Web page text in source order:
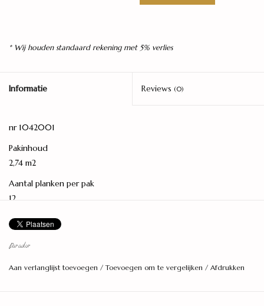
* Wij houden standaard rekening met 5% verlies
Informatie Reviews (0)
nr 1042001
Pakinhoud
2,74 m2
Aantal planken per pak
12
Lengte
128.5 cm
19.4 cm
Parador
Aan verlanglijst toevoegen /Toevoegen om te vergelijken / Afdrukken